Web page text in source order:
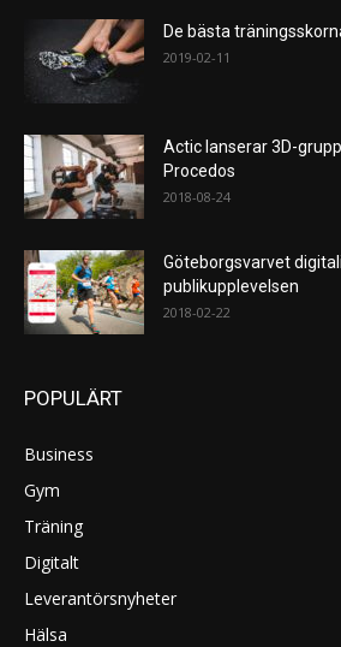
De bästa
2019-02-11
Actic lanserar 3D-
Procedos
2018-08-24
Göteborgsvarvet
publikupplevelsen
2018-02-22
POPULÄRT
Business
Gym
Träning
Digitalt
Leverantörsnyheter
Hälsa